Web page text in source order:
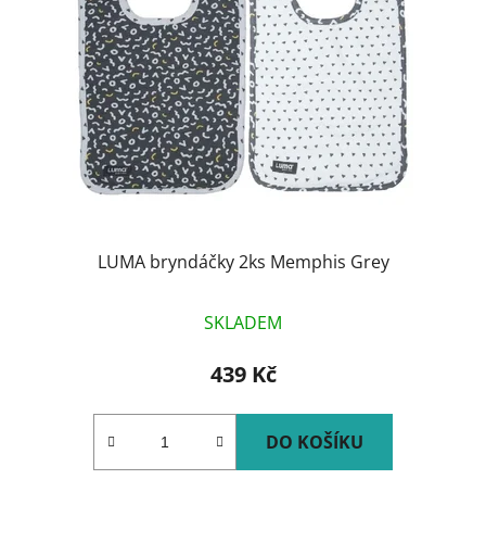
LUMA bryndáčky 2ks Memphis Grey
SKLADEM
439 Kč
DO KOŠÍKU